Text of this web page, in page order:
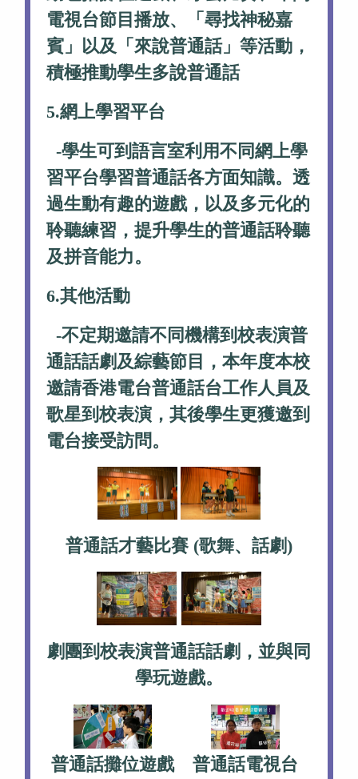
電視台節目播放、「尋找神秘嘉
賓」以及「來說普通話」等活動，
積極推動學生多說普通話
5.網上學習平台
-學生可到語言室利用不同網上學
習平台學習普通話各方面知識。透
過生動有趣的遊戲，以及多元化的
聆聽練習，提升學生的普通話聆聽
及拼音能力。
6.其他活動
-不定期邀請不同機構到校表演普
通話話劇及綜藝節目，本年度本校
邀請香港電台普通話台工作人員及
歌星到校表演，其後學生更獲邀到
電台接受訪問。
普通話才藝比賽 (歌舞、話劇)
劇團到校表演普通話話劇，並與同
學玩遊戲。
普通話攤位遊戲 普通話電視台